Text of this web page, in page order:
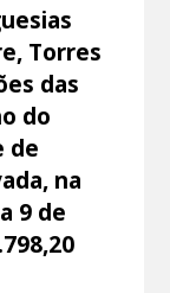
Torres
das
do
de
na
9 de